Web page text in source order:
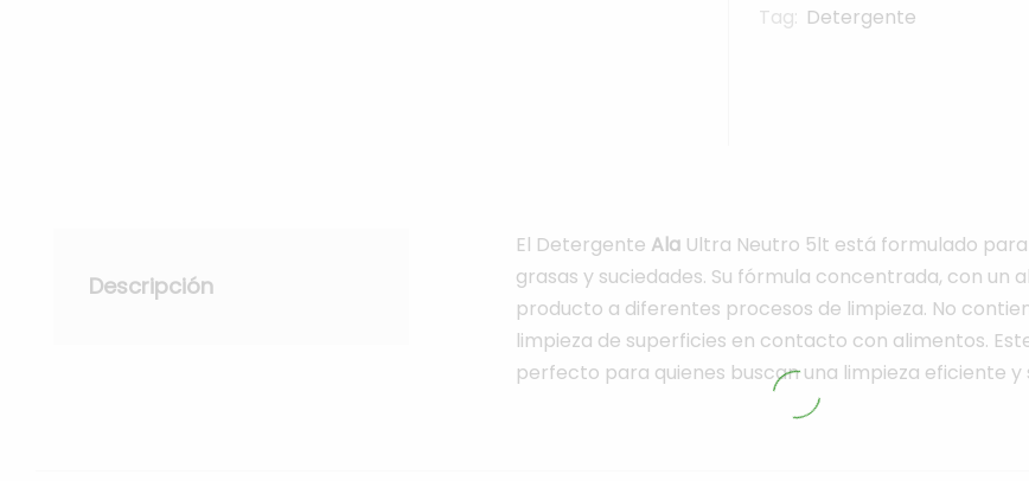
Tag: Detergente
Descripción
El Detergente Ala Ultra Neutro 5lt está formulado
grasas y suciedades. Su fórmula concentrada, con
producto a diferentes procesos de limpieza. No
limpieza de superficies en contacto con alimentos.
perfecto para quienes buscan una limpieza eficiente y